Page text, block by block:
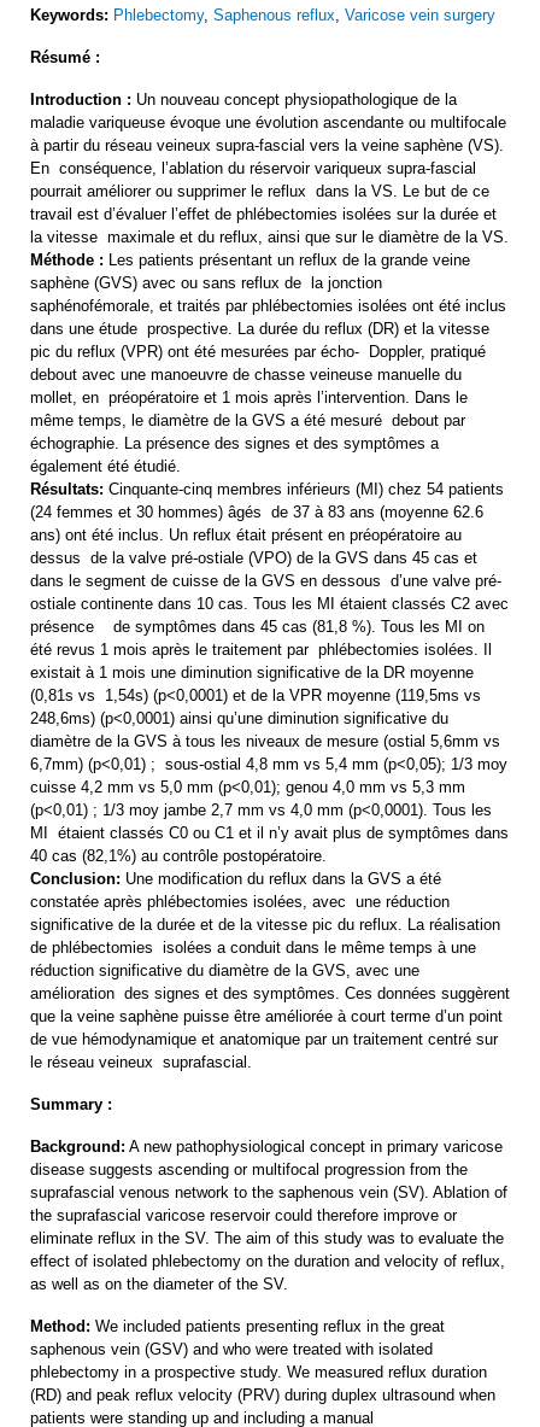
Keywords: Phlebectomy, Saphenous reflux Varicose vein surgery
Résumé :
Introduction : Un nouveau concept physiopathologique de la
maladie variqueuse évoque une évolution ascendante ou multifocale
à partir du réseau veineux supra-fascial vers la veine saphène (VS).
En conséquence, l’ablation du réservoir variqueux supra-fascial
pourrait améliorer ou supprimer le reflux dans la VS. Le but de ce
travail est d’évaluer l’effet de phlébectomies isolées sur la durée et
la vitesse maximale et du reflux, ainsi que sur le diamètre de la VS.
Méthode :
Les patients présentant un reflux de la grande veine
saphène (GVS) avec ou sans reflux de la jonction
saphénofémorale, et traités par phlébectomies isolées ont été inclus
dans une étude prospective. La durée du reflux (DR) et la vitesse
pic du reflux (VPR) ont été mesurées par écho- Doppler, pratiqué
debout avec une manoeuvre de chasse veineuse manuelle du
mollet, en préopératoire et 1 mois après l’intervention. Dans le
même temps, le diamètre de la GVS a été mesuré debout par
échographie. La présence des signes et des symptômes a
également été étudié.
Résultats: Cinquante-cinq membres inférieurs (MI) chez 54 patients
(24 femmes et 30 hommes) âgés de 37 à 83 ans (moyenne 62.6
ans) ont été inclus. Un reflux était présent en préopératoire au
dessus de la valve pré-ostiale (VPO) de la GVS dans 45 cas et
dans le segment de cuisse de la GVS en dessous d’une valve pré-
ostiale continente dans 10 cas. Tous les MI étaient classés C2 avec
présence de symptômes dans 45 cas (81,8 %). Tous les MI on
été revus 1 mois après le traitement par phlébectomies isolées. Il
existait à 1 mois une diminution significative de la DR moyenne
(0,81s vs 1,54s) (p<0,0001) et de la VPR moyenne (119,5ms vs
248,6ms) (p<0,0001) ainsi qu’une diminution significative du
diamètre de la GVS à tous les niveaux de mesure (ostial 5,6mm vs
6,7mm) (p<0,01) ; sous-ostial 4,8 mm vs 5,4 mm (p<0,05); 1/3 moy
cuisse 4,2 mm vs 5,0 mm (p<0,01); genou 4,0 mm vs 5,3 mm
(p<0,01) ; 1/3 moy jambe 2,7 mm vs 4,0 mm (p<0,0001). Tous les
MI étaient classés C0 ou C1 et il n’y avait plus de symptômes dans
40 cas (82,1%) au contrôle postopératoire.
Conclusion: Une modification du reflux dans la GVS a été
constatée après phlébectomies isolées, avec une réduction
significative de la durée et de la vitesse pic du reflux. La réalisation
de phlébectomies isolées a conduit dans le même temps à une
réduction significative du diamètre de la GVS, avec une
amélioration des signes et des symptômes. Ces données suggèrent
que la veine saphène puisse être améliorée à court terme d’un point
de vue hémodynamique et anatomique par un traitement centré sur
le réseau veineux suprafascial.
Summary :
Background: A new pathophysiological concept in primary varicose
disease suggests ascending or multifocal progression from the
suprafascial venous network to the saphenous vein (SV). Ablation of
the suprafascial varicose reservoir could therefore improve or
eliminate reflux in the SV. The aim of this study was to evaluate the
effect of isolated phlebectomy on the duration and velocity of reflux,
as well as on the diameter of the SV.
Method: We included patients presenting reflux in the great
saphenous vein (GSV) and who were treated with isolated
phlebectomy in a prospective study. We measured reflux duration
(RD) and peak reflux velocity (PRV) during duplex ultrasound when
patients were standing up and including a manual